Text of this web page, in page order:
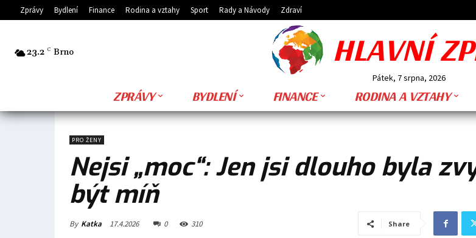
Zprávy Bydlení Finance Rodina a vztahy Sport Rady a Návody Zdraví
23.2 C Brno HLAVNÍ
Pátek, 7 srpna, 2026
ZPRÁVY BYDLENÍ FINANCE RODINA A VZTAHY
PRO ŽENY
Nejsi „moc“: Jen jsi dlouho byla
být míň
By Katka 17.4.2026 0 310 Share